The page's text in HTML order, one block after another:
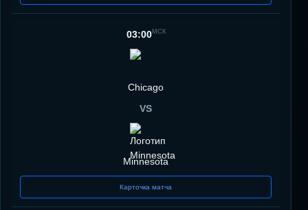
03:00МСК
Chicago
VS
Minnesota
Карточка матча